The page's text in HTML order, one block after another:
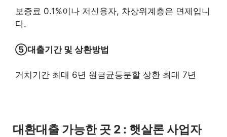
보증료 0.1%이나 저신용자, 차상위계층은 면제입니
다.
⑤대출기간 및 상환방법
거치기간 최대 6년 원금균등분할 상환 최대 7년
대환대출 가능한 곳 2 : 햇살론 사업자